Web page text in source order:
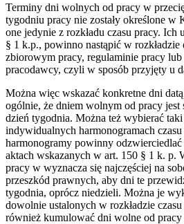
Terminy dni wolnych od pracy w
tygodniu pracy nie zostały określone w
one jedynie z rozkładu czasu pracy. Ich
§ 1 k.p., powinno nastąpić w rozkładzie
zbiorowym pracy, regulaminie pracy
pracodawcy, czyli w sposób przyjęty u
Można więc wskazać konkretne dni
ogólnie, że dniem wolnym od pracy
dzień tygodnia. Można też wybierać
indywidualnych harmonogramach
harmonogramy powinny odzwierciedlać
aktach wskazanych w art. 150 § 1 k. p.
pracy w wyznacza się najczęściej na
przeszkód prawnych, aby dni te
tygodnia, oprócz niedzieli. Można je
dowolnie ustalonych w rozkładzie
również kumulować dni wolne od